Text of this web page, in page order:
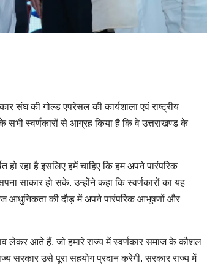
संघ की गोल्ड एपरेसल की कार्यशाला एवं राष्ट्रीय
सभी स्वर्णकारों से आग्रह किया है कि वे उत्तराखण्ड के
रहा है इसलिए हमें चाहिए कि हम अपने पारंपरिक
साकार हो सके. उन्होंने कहा कि स्वर्णकारों का यह
आधुनिकता की दौड़ में अपने पारंपरिक आभूषणों और
लेकर आते हैं, जो हमारे राज्य में स्वर्णकार समाज के कौशल
सरकार उसे पूरा सहयोग प्रदान करेगी. सरकार राज्य में